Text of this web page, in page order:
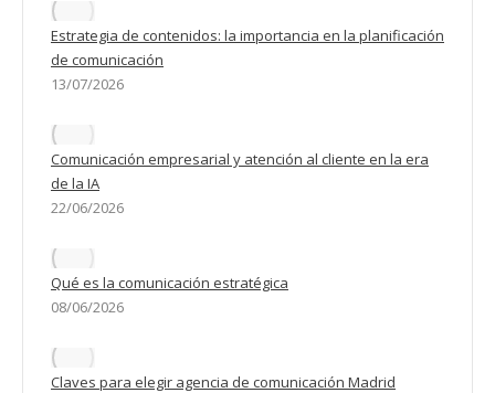
Estrategia de contenidos: la importancia en la planificación
de comunicación
13/07/2026
Comunicación empresarial y atención al cliente en la era
de la IA
22/06/2026
Qué es la comunicación estratégica
08/06/2026
Claves para elegir agencia de comunicación Madrid